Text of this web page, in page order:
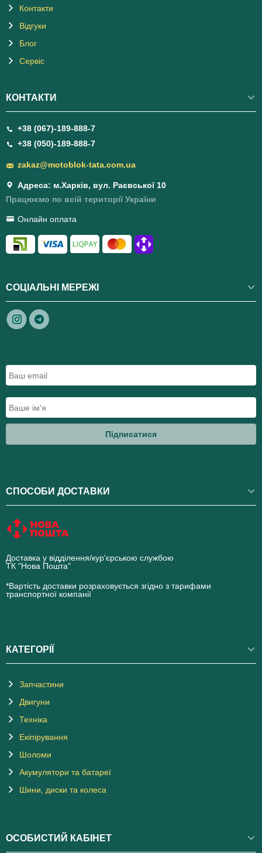
Контакти
Відгуки
Блог
Сервіс
КОНТАКТИ
+38 (067)-189-888-7
+38 (050)-189-888-7
zakaz@motoblok-tata.com.ua
Адреса: м.Харків, вул. Раєвської 10
Працюємо по всій території України
Онлайн оплата
СОЦІАЛЬНІ МЕРЕЖІ
Підписатися
СПОСОБИ ДОСТАВКИ
Доставка у відділення/кур'єрською службою
ТК "Нова Пошта"
*Вартість доставки розраховується згідно з тарифами
транспортної компанії
КАТЕГОРІЇ
Запчастини
Двигуни
Техніка
Екіпірування
Шоломи
Акумулятори та батареї
Шини, диски та колеса
ОСОБИСТИЙ КАБІНЕТ